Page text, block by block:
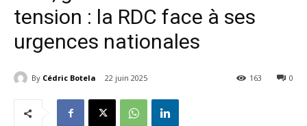
tension : la RDC face à ses
urgences nationales
By Cédric Botela 22 juin 2025 0
163